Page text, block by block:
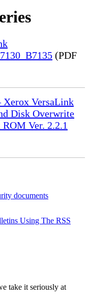
(PDF
VersaLink
Disk Overwrite
Ver. 2.2.1
documents
Using The RSS
take it seriously at